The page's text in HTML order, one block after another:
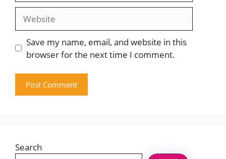
Save my name, email, and website in this
browser for the next time I comment.
Search